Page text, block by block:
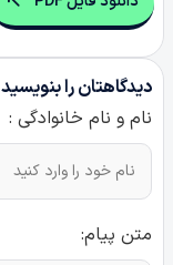
دیدگاهتان را بنویسید
نام و نام خانوادگی :
متن پیام: